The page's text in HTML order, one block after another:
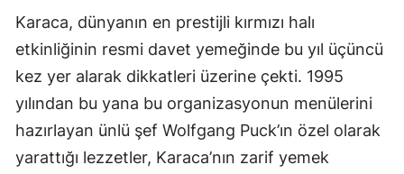
Karaca, dünyanın en prestijli kırmızı halı
etkinliğinin resmi davet yemeğinde bu yıl üçüncü
kez yer alarak dikkatleri üzerine çekti. 1995
yılından bu yana bu organizasyonun menülerini
hazırlayan ünlü şef Wolfgang Puck’ın özel olarak
yarattığı lezzetler, Karaca’nın zarif yemek